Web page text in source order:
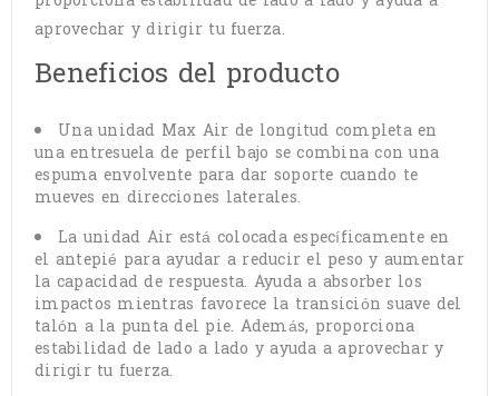
aprovechar y dirigir tu fuerza.
Beneficios del producto
Una unidad Max Air de longitud completa en
una entresuela de perfil bajo se combina con una
espuma envolvente para dar soporte cuando te
mueves en direcciones laterales.
La unidad Air está colocada específicamente en
el antepié para ayudar a reducir el peso y aumentar
la capacidad de respuesta. Ayuda a absorber los
impactos mientras favorece la transición suave del
talón a la punta del pie. Además, proporciona
estabilidad de lado a lado y ayuda a aprovechar y
dirigir tu fuerza.